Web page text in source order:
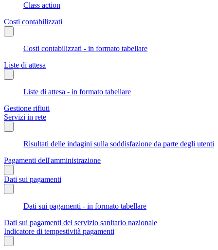
Class action
Costi contabilizzati
Costi contabilizzati - in formato tabellare
Liste di attesa
Liste di attesa - in formato tabellare
Gestione rifiuti
Servizi in rete
Risultati delle indagini sulla soddisfazione da parte degli utenti
Pagamenti dell'amministrazione
Dati sui pagamenti
Dati sui pagamenti - in formato tabellare
Dati sui pagamenti del servizio sanitario nazionale
Indicatore di tempestività pagamenti